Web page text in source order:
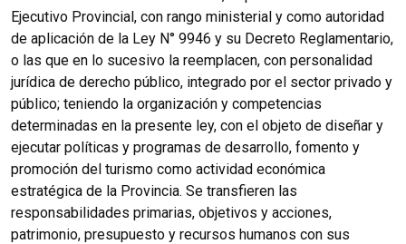
Ejecutivo Provincial, con rango ministerial y como autoridad
de aplicación de la Ley N° 9946 y su Decreto Reglamentario,
o las que en lo sucesivo la reemplacen, con personalidad
jurídica de derecho público, integrado por el sector privado y
público; teniendo la organización y competencias
determinadas en la presente ley, con el objeto de diseñar y
ejecutar políticas y programas de desarrollo, fomento y
promoción del turismo como actividad económica
estratégica de la Provincia. Se transfieren las
responsabilidades primarias, objetivos y acciones,
patrimonio, presupuesto y recursos humanos con sus